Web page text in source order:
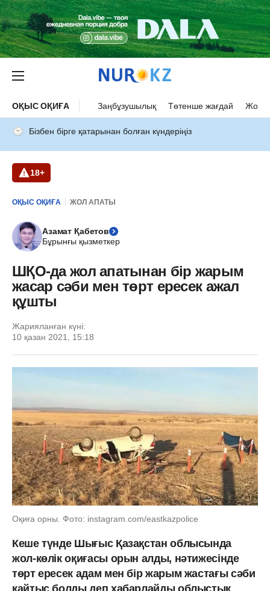
ОҚЫС ОҚИҒА Заңбұзушылық Төтенше жағдай Жол
Бізбен бірге қатарынан болған күндеріңіз
18+
ОҚЫС ОҚИҒА ЖОЛ АПАТЫ
Азамат Қабетов
Бұрынғы қызметкер
ШҚО-да жол апатынан бір жарым
жасар сәби мен төрт ересек ажал
құшты
Жарияланған күні:
10 қазан 2021, 15:18
Оқиға орны. Фото: instagram.com/eastkazpolice
Кеше түнде Шығыс Қазақстан облысында
жол-көлік оқиғасы орын алды, нәтижесінде
төрт ересек адам мен бір жарым жастағы сәби
қайтыс болды деп хабарлайды облыстық